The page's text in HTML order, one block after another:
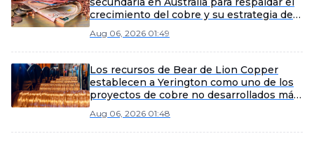
crecimiento del cobre y su estrategia de
Aug 06, 2026 01:49
Los recursos de Bear de Lion Copper
establecen a Yerington como uno de los
proyectos de cobre no desarrollados más
Aug 06, 2026 01:48